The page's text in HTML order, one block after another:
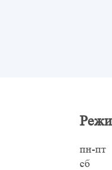
пн-пт
сб